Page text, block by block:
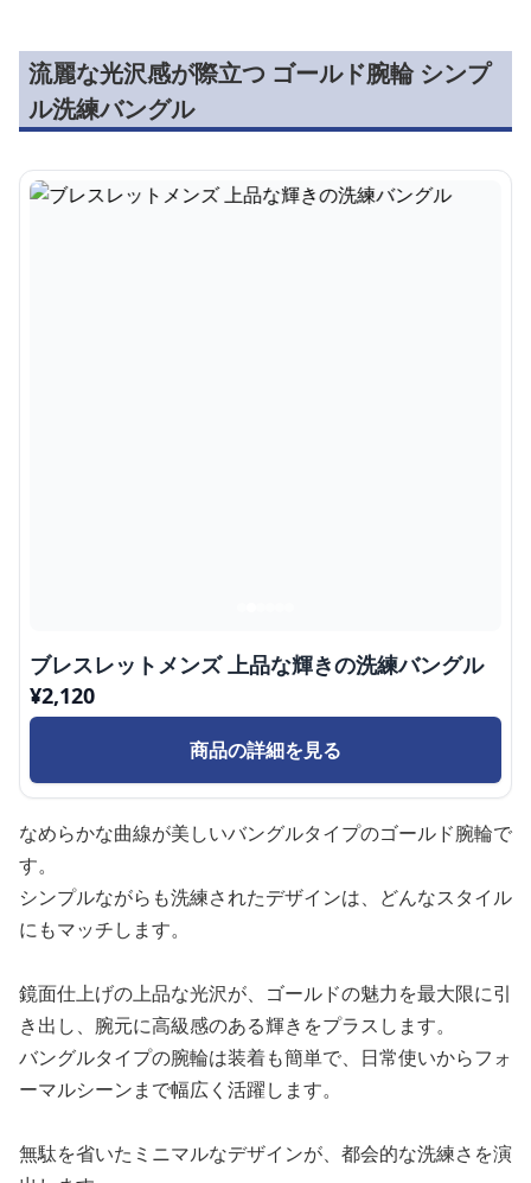
流麗な光沢感が際立つ ゴールド腕輪 シンプ
ル洗練バングル
ブレスレットメンズ 上品な輝きの洗練バングル
¥2,120
商品の詳細を見る
なめらかな曲線が美しいバングルタイプのゴールド腕輪で
す。
シンプルながらも洗練されたデザインは、どんなスタイル
にもマッチします。
鏡面仕上げの上品な光沢が、ゴールドの魅力を最大限に引
き出し、腕元に高級感のある輝きをプラスします。
バングルタイプの腕輪は装着も簡単で、日常使いからフォ
ーマルシーンまで幅広く活躍します。
無駄を省いたミニマルなデザインが、都会的な洗練さを演